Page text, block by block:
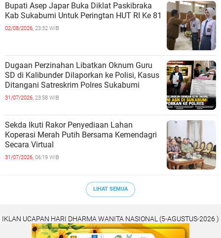
Bupati Asep Japar Buka Diklat Paskibraka
Kab Sukabumi Untuk Peringtan HUT RI Ke 81
02/08/2026, 23:32 WIB
Dugaan Perzinahan Libatkan Oknum Guru
SD di Kalibunder Dilaporkan ke Polisi, Kasus
Ditangani Satreskrim Polres Sukabumi
31/07/2026, 23:58 WIB
Sekda Ikuti Rakor Penyediaan Lahan
Koperasi Merah Putih Bersama Kemendagri
Secara Virtual
31/07/2026, 06:19 WIB
LIHAT SEMUA
IKLAN UCAPAN HARI DHARMA WANITA NASIONAL (5-AGUSTUS-2026 )